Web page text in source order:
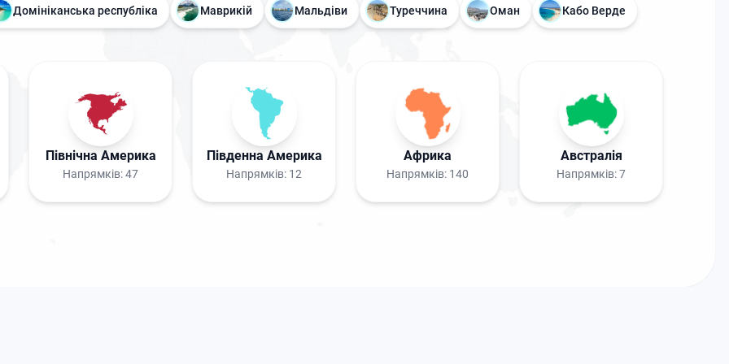
Домініканська республіка Маврикій Мальдіви Туреччина Оман Кабо Верде
Північна Америка
Напрямків:47
Південна Америка
Напрямків: 12
Африка
Напрямків: 140
Австралія
Напрямків:7